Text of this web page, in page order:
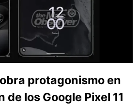
protagonismo en
los Google Pixel 11